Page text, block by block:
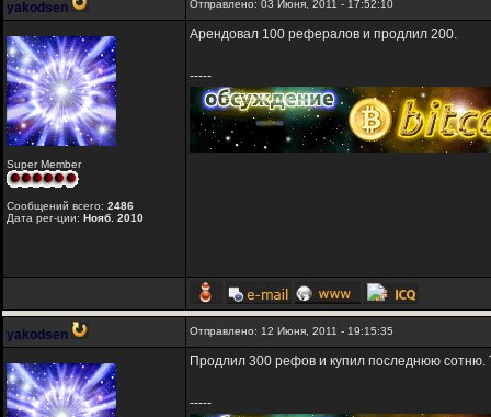
yakodsen Отправлено: 03 Июня, 2011 - 17:52:10
Super Member
Сообщений всего: 2486
Дата рег-ции: Нояб. 2010
Арендовал 100 рефералов и продлил 200.
-----
yakodsen Отправлено: 12 Июня, 2011 - 19:15:35
Продлил 300 рефов и купил последнюю
-----